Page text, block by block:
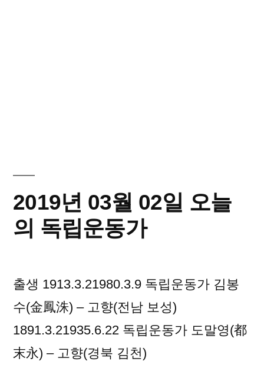
2019년 03월 02일 오늘
의 독립운동가
출생 1913.3.21980.3.9 독립운동가 김봉
수(金鳳洙) – 고향(전남 보성)
1891.3.21935.6.22 독립운동가 도말영(都
末永) – 고향(경북 김천)